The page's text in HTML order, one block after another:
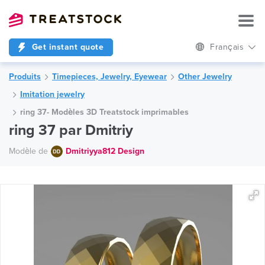
Get instant quote Français
Produits Timepieces, Jewelry, Eyewear
Other Jewelry
Imitation jewelry
ring 37- Modèles 3D Treatstock imprimables
ring 37 par Dmitriy
Modèle de Dmitriyya812 Design